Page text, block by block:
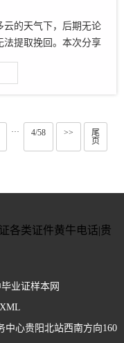
云的天气下，后期无论
法提取挽回。本次分享
天空进行加色和利用渐
··· 4/58 >>
尾
页
业证样本网
XML
中心贵阳北站西南方向160